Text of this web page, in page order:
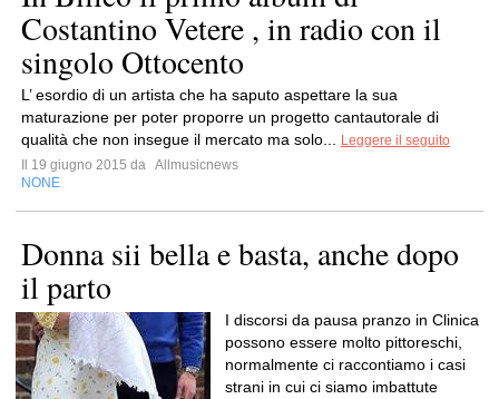
Costantino Vetere , in radio con il
singolo Ottocento
L’ esordio di un artista che ha saputo aspettare la sua
maturazione per poter proporre un progetto cantautorale di
qualità che non insegue il mercato ma solo...
Leggere il seguito
Il 19 giugno 2015 da Allmusicnews
NONE
Donna sii bella e basta, anche dopo
il parto
I discorsi da pausa pranzo in Clinica
possono essere molto pittoreschi,
normalmente ci raccontiamo i casi
strani in cui ci siamo imbattute